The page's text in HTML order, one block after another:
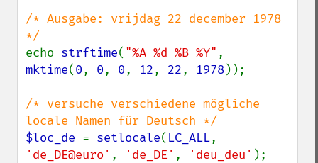
/* Ausgabe: vrijdag 22 december 1978
echo strftime( "%A %d %B %Y"
mktime(0, 0, 0, 12, 22, 1978));
/* versuche verschiedene mögliche
$loc_de = setlocale( LC_ALL
'de_DE@euro' , 'de_DE' , 'deu_deu' );